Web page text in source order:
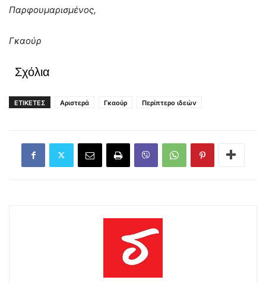
Παρφουμαρισμένος,
Γκαούρ
Σχόλια
ΕΤΙΚΕΤΕΣ Αριστερά Γκαούρ Περίπτερο ιδεών